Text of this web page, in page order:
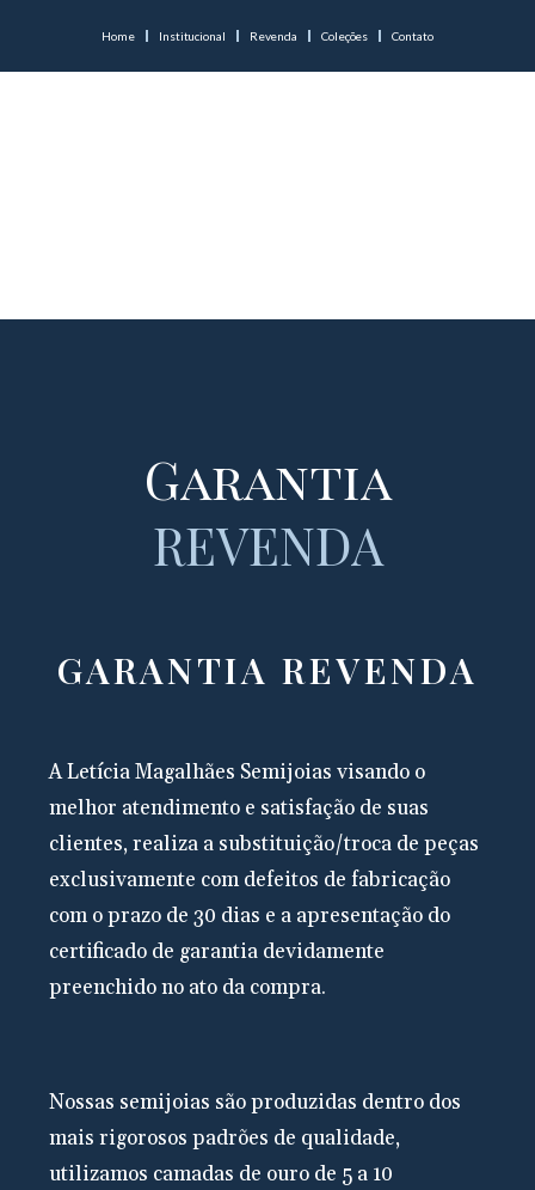
Home Institucional Revenda Coleções Contato
Garantia
REVENDA
GARANTIA REVENDA
A Letícia Magalhães Semijoias visando o
melhor atendimento e satisfação de suas
clientes, realiza a substituição/troca de peças
exclusivamente com defeitos de fabricação
com o prazo de 30 dias e a apresentação do
certificado de garantia devidamente
preenchido no ato da compra.
Nossas semijoias são produzidas dentro dos
mais rigorosos padrões de qualidade,
utilizamos camadas de ouro de 5 a 10